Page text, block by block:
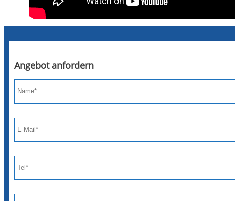
Angebot anfordern